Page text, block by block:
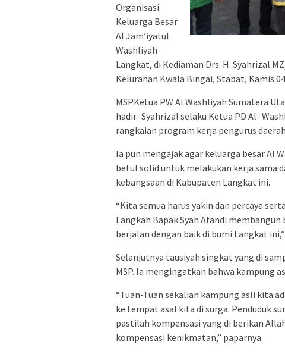
Organisasi
Keluarga Besar
Al Jam’iyatul
Washliyah
Langkat, di Kediaman Drs. H. Syahrizal
Kelurahan Kwala Bingai, Stabat, Kamis
MSPKetua PW Al Washliyah Sumatera
hadir. Syahrizal selaku Ketua PD Al-
rangkaian program kerja pengurus
Ia pun mengajak agar keluarga besar Al
betul solid untuk melakukan kerja sama
kebangsaan di Kabupaten Langkat ini.
“Kita semua harus yakin dan percaya
Langkah Bapak Syah Afandi
berjalan dengan baik di bumi Langkat
Selanjutnya tausiyah singkat yang di
MSP. Ia mengingatkan bahwa kampung
“Tuan-Tuan sekalian kampung asli kita
ke tempat asal kita di surga. Penduduk
pastilah kompensasi yang di berikan
kompensasi kenikmatan,” paparnya.